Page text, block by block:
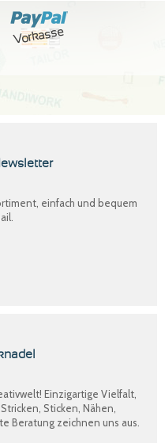
Vorkasse
einfach und bequem
Einzigartige Vielfalt,
Sticken, Nähen,
Beratung zeichnen uns aus.